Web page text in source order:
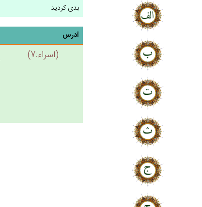
بدی کردید
آدرس
(اسراء:7)